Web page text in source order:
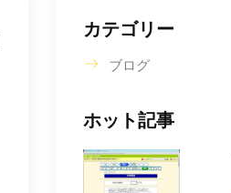
カテゴリー
ブログ
ホット記事